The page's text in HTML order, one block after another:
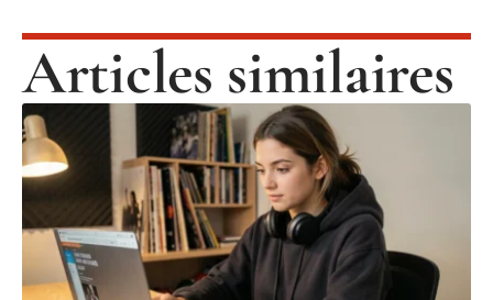
Articles similaires